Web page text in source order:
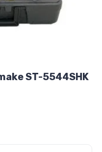
ST-5544SHK